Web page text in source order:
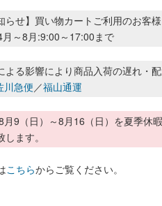
らせ】買い物カートご利用のお客
～8月:9:00～17:00まで
よる影響により商品入荷の遅れ・
川急便／福山通運
月9（日）～8月16（日）を夏季休
ます。
こちらからご覧ください。